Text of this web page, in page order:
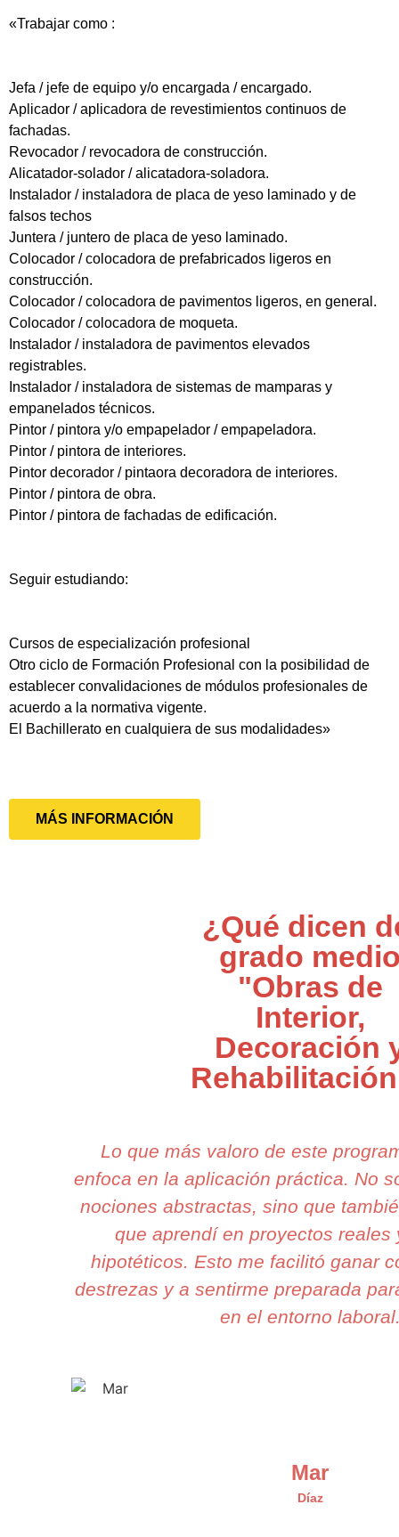
«Trabajar como :
Jefa / jefe de equipo y/o encargada / encargado.
Aplicador / aplicadora de revestimientos continuos de
fachadas.
Revocador / revocadora de construcción.
Alicatador-solador / alicatadora-soladora.
Instalador / instaladora de placa de yeso laminado y de
falsos techos
Juntera / juntero de placa de yeso laminado.
Colocador / colocadora de prefabricados ligeros en
construcción.
Colocador / colocadora de pavimentos ligeros, en general.
Colocador / colocadora de moqueta.
Instalador / instaladora de pavimentos elevados
registrables.
Instalador / instaladora de sistemas de mamparas y
empanelados técnicos.
Pintor / pintora y/o empapelador / empapeladora.
Pintor / pintora de interiores.
Pintor decorador / pintaora decoradora de interiores.
Pintor / pintora de obra.
Pintor / pintora de fachadas de edificación.
Seguir estudiando:
Cursos de especialización profesional
Otro ciclo de Formación Profesional con la posibilidad de
establecer convalidaciones de módulos profesionales de
acuerdo a la normativa vigente.
El Bachillerato en cualquiera de sus modalidades»
MÁS INFORMACIÓN
¿Qué dicen
grado
"Obras de
Interior,
Decoración
Lo que más valoro de este
enfoca en la aplicación práctica. No
nociones abstractas, sino que
que aprendí en proyectos reales
hipotéticos. Esto me facilitó ganar
destrezas y a sentirme preparada
en el entorno
Mar
Díaz